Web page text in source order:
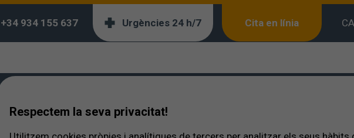
+34 934 155 637 Urgències 24 h/7 Cita en línia CA
Respectem la seva privacitat!